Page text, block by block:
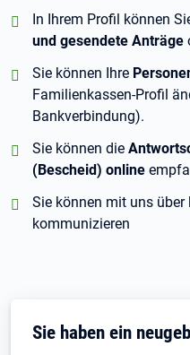
positiv:
In Ihrem Profil können
und gesendete Anträge
positiv:
Sie können Ihre
Familienkassen-Profil
Bankverbindung).
positiv:
Sie können die
(Bescheid) online
positiv:
Sie können mit uns über
kommunizieren
Sie haben ein